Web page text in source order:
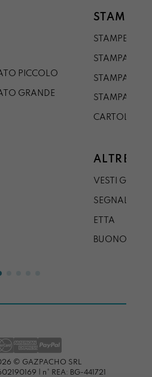
PICCOLO
GRANDE
STAMPE
STAMPE A5
STAMPA A3
STAMPA A1
STAMPA A0
CARTOLINA
ALTRE
VESTI
SEGNALIBRO
ETTA
BUONO
© GAZPACHO SRL
| n° REA: BG-441721